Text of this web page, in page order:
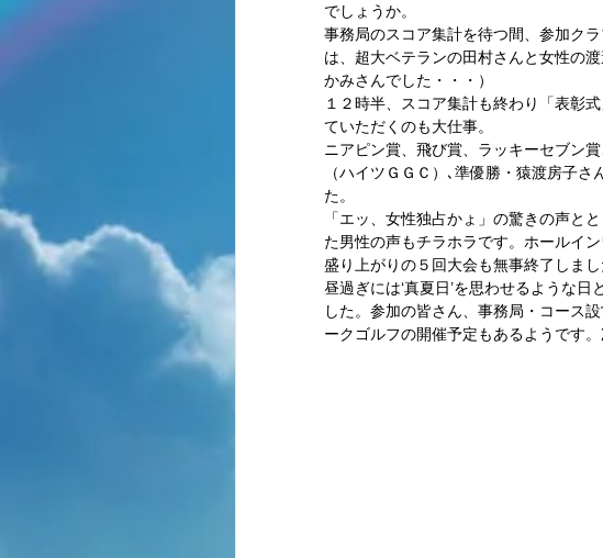
でしょうか。
事務局のスコア集計を待つ間、参加ク
は、超大ベテランの田村さんと女性の
かみさんでした・・・）
１２時半、スコア集計も終わり「表彰
ていただくのも大仕事。
ニアピン賞、飛び賞、ラッキーセブン
（ハイツＧＧＣ）､準優勝・猿渡房子
た。
「エッ、女性独占かょ」の驚きの声と
た男性の声もチラホラです。ホールイ
盛り上がりの５回大会も無事終了しまし
昼過ぎには‘真夏日’を思わせるような
した。参加の皆さん、事務局・コース
ークゴルフの開催予定もあるようです